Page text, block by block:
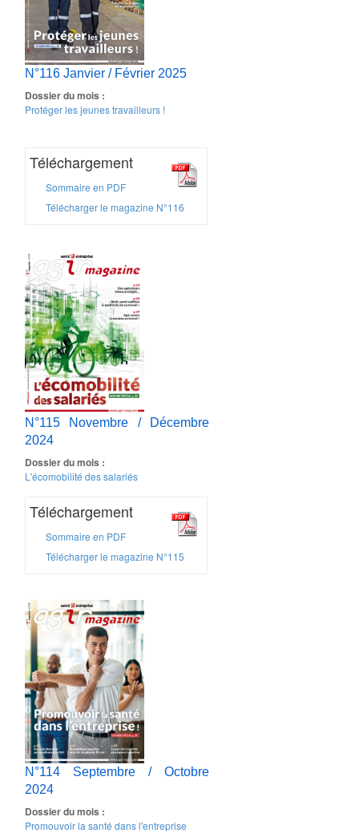
N°116 Janvier / Février 2025
Dossier du mois :
Protéger les jeunes travailleurs !
Téléchargement
Sommaire en PDF
Télécharger le magazine N°116
N°115 Novembre / Décembre
2024
Dossier du mois :
L'écomobilité des salariés
Téléchargement
Sommaire en PDF
Télécharger le magazine N°115
N°114 Septembre / Octobre
2024
Dossier du mois :
Promouvoir la santé dans l'entreprise